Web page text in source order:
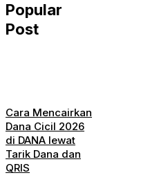
Popular
Post
Cara Mencairkan
Dana Cicil 2026
di DANA lewat
Tarik Dana dan
QRIS